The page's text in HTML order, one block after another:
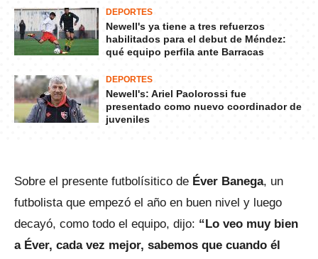
DEPORTES
Newell's ya tiene a tres refuerzos
habilitados para el debut de Méndez:
qué equipo perfila ante Barracas
DEPORTES
Newell's: Ariel Paolorossi fue
presentado como nuevo coordinador de
juveniles
Sobre el presente futbolísitico de Éver Banega, un
futbolista que empezó el año en buen nivel y luego
decayó, como todo el equipo, dijo: “Lo veo muy bien
a Éver, cada vez mejor, sabemos que cuando él